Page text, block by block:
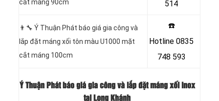
cắt máng 90cm
514
👨‍🔧 Ý Thuận Phát báo giá gia công và
lắp đặt máng xối tôn màu U1000 mặt
cắt máng 100cm
☎️
Hotline 0835
748 593
Ý Thuận Phát báo giá gia công và lắp đặt máng xối inox
tại Long Khánh